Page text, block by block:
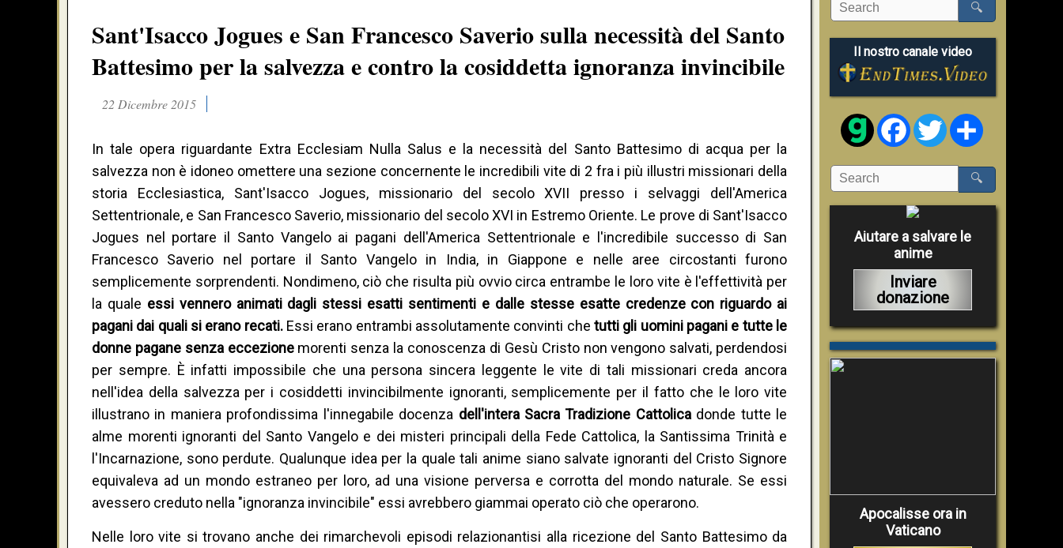
Sant'Isacco Jogues e San Francesco Saverio sulla necessità del Santo
Battesimo per la salvezza e contro la cosiddetta ignoranza invincibile
22 Dicembre 2015
In tale opera riguardante Extra Ecclesiam Nulla Salus e la necessità del Santo Battesimo di acqua per la
salvezza non è idoneo omettere una sezione concernente le incredibili vite di 2 fra i più illustri missionari della
storia Ecclesiastica, Sant'Isacco Jogues, missionario del secolo XVII presso i selvaggi dell'America
Settentrionale, e San Francesco Saverio, missionario del secolo XVI in Estremo Oriente. Le prove di Sant'Isacco
Jogues nel portare il Santo Vangelo ai pagani dell'America Settentrionale e l'incredibile successo di San
Francesco Saverio nel portare il Santo Vangelo in India, in Giappone e nelle aree circostanti furono
semplicemente sorprendenti. Nondimeno, ciò che risulta più ovvio circa entrambe le loro vite è l'effettività per
la quale essi vennero animati dagli stessi esatti sentimenti e dalle stesse esatte credenze con riguardo ai
pagani dai quali si erano recati. Essi erano entrambi assolutamente convinti chetutti gli uomini pagani e tutte le
donne pagane senza eccezione morenti senza la conoscenza di Gesù Cristo non vengono salvati, perdendosi
per sempre. È infatti impossibile che una persona sincera leggente le vite di tali missionari creda ancora
nell'idea della salvezza per i cosiddetti invincibilmente ignoranti, semplicemente per il fatto che le loro vite
illustrano in maniera profondissima l'innegabile docenza dell'intera Sacra Tradizione Cattolica donde tutte le
alme morenti ignoranti del Santo Vangelo e dei misteri principali della Fede Cattolica, la Santissima Trinità e
l'Incarnazione, sono perdute. Qualunque idea per la quale tali anime siano salvate ignoranti del Cristo Signore
equivaleva ad un mondo estraneo per loro, ad una visione perversa e corrotta del mondo naturale. Se essi
avessero creduto nella "ignoranza invincibile" essi avrebbero giammai operato ciò che operarono.
Nelle loro vite si trovano anche dei rimarchevoli episodi relazionantisi alla ricezione del Santo Battesimo da
🔍
Il nostro canale video
FacebookTwitter
🔍
Aiutare a salvare le
anime
Inviare
donazione
Apocalisse ora in
Vaticano